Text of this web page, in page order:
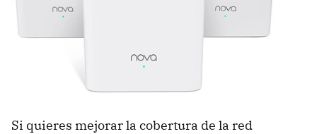
Si quieres mejorar la cobertura de la red